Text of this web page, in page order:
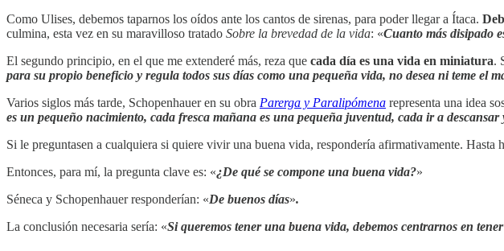
Como Ulises, debemos taparnos los oídos ante los cantos de sirenas, para poder llegar a Ítaca.
culmina, esta vez en su maravilloso tratado Sobre la brevedad de la vida: «Cuanto más disipado
El segundo principio, en el que me extenderé más, reza que cada día es una vida en miniatura.
para su propio beneficio y regula todos sus días como una pequeña vida, no desea ni teme el
Varios siglos más tarde, Schopenhauer en su obra Parerga y Paralipómena representa una idea
es un pequeño nacimiento, cada fresca mañana es una pequeña juventud, cada ir a
Si le preguntasen a cualquiera si quiere vivir una buena vida, respondería afirmativamente. Hasta
Entonces, para mí, la pregunta clave es: «¿De qué se compone una buena vida?»
Séneca y Schopenhauer responderían: «De buenos días».
La conclusión necesaria sería: «Si queremos tener una buena vida, debemos centrarnos en